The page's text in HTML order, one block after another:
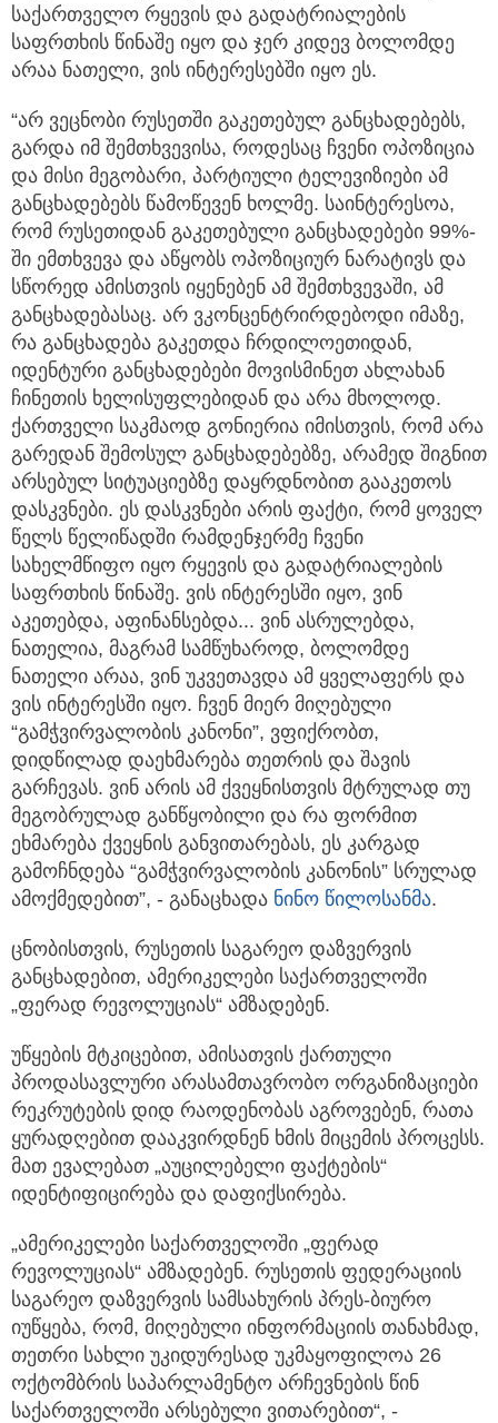
საქართველო რყევის და გადატრიალების
საფრთხის წინაშე იყო და ჯერ კიდევ ბოლომდე
არაა ნათელი, ვის ინტერესებში იყო ეს.
“არ ვეცნობი რუსეთში გაკეთებულ განცხადებებს,
გარდა იმ შემთხვევისა, როდესაც ჩვენი ოპოზიცია
და მისი მეგობარი, პარტიული ტელევიზიები ამ
განცხადებებს წამოწევენ ხოლმე. საინტერესოა,
რომ რუსეთიდან გაკეთებული განცხადებები 99%-
ში ემთხვევა და აწყობს ოპოზიციურ ნარატივს და
სწორედ ამისთვის იყენებენ ამ შემთხვევაში, ამ
განცხადებასაც. არ ვკონცენტრირდებოდი იმაზე,
რა განცხადება გაკეთდა ჩრდილოეთიდან,
იდენტური განცხადებები მოვისმინეთ ახლახან
ჩინეთის ხელისუფლებიდან და არა მხოლოდ.
ქართველი საკმაოდ გონიერია იმისთვის, რომ არა
გარედან შემოსულ განცხადებებზე, არამედ შიგნით
არსებულ სიტუაციებზე დაყრდნობით გააკეთოს
დასკვნები. ეს დასკვნები არის ფაქტი, რომ ყოველ
წელს წელიწადში რამდენჯერმე ჩვენი
სახელმწიფო იყო რყევის და გადატრიალების
საფრთხის წინაშე. ვის ინტერესში იყო, ვინ
აკეთებდა, აფინანსებდა... ვინ ასრულებდა,
ნათელია, მაგრამ სამწუხაროდ, ბოლომდე
ნათელი არაა, ვინ უკვეთავდა ამ ყველაფერს და
ვის ინტერესში იყო. ჩვენ მიერ მიღებული
“გამჭვირვალობის კანონი”, ვფიქრობთ,
დიდწილად დაეხმარება თეთრის და შავის
გარჩევას. ვინ არის ამ ქვეყნისთვის მტრულად თუ
მეგობრულად განწყობილი და რა ფორმით
ეხმარება ქვეყნის განვითარებას, ეს კარგად
გამოჩნდება “გამჭვირვალობის კანონის” სრულად
ამოქმედებით”, - განაცხადა ნინო წილოსანმა.
ცნობისთვის, რუსეთის საგარეო დაზვერვის
განცხადებით, ამერიკელები საქართველოში
„ფერად რევოლუციას“ ამზადებენ.
უწყების მტკიცებით, ამისათვის ქართული
პროდასავლური არასამთავრობო ორგანიზაციები
რეკრუტების დიდ რაოდენობას აგროვებენ, რათა
ყურადღებით დააკვირდნენ ხმის მიცემის პროცესს.
მათ ევალებათ „აუცილებელი ფაქტების“
იდენტიფიცირება და დაფიქსირება.
„ამერიკელები საქართველოში „ფერად
რევოლუციას“ ამზადებენ. რუსეთის ფედერაციის
საგარეო დაზვერვის სამსახურის პრეს-ბიურო
იუწყება, რომ, მიღებული ინფორმაციის თანახმად,
თეთრი სახლი უკიდურესად უკმაყოფილოა 26
ოქტომბრის საპარლამენტო არჩევნების წინ
საქართველოში არსებული ვითარებით“, -